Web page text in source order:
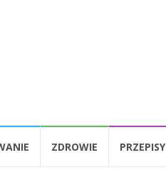
ZDROWIE PRZEPISY